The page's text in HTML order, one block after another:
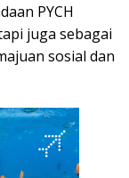
PYCH
juga sebagai
sosial dan